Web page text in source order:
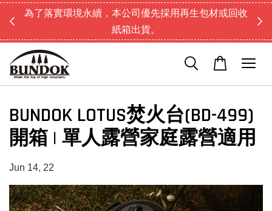
為了落實環境永續，本公司優先採用再生包材或回收
紙箱出貨。
BUNDOK LOTUS焚火台(BD-499)
開箱 | 單人露營家庭露營適用
Jun 14, 22